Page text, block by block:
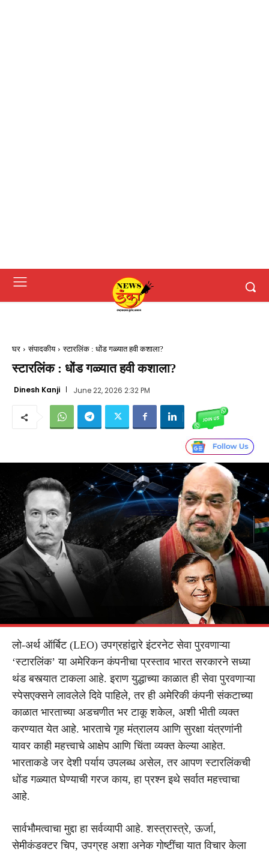
घर संपादकीय स्टारलिंक : धोंड गळ्यात हवी कशाला?
स्टारलिंक : धोंड गळ्यात हवी कशाला?
Dinesh Kanji June 22, 2026 2:32 PM
लो-अर्थ ऑर्बिट (LEO) उपग्रहांद्वारे इंटरनेट सेवा पुरवणाऱ्या
‘स्टारलिंक’ या अमेरिकन कंपनीचा प्रस्ताव भारत सरकारने सध्या
थंड बस्त्यात टाकला आहे. इराण युद्धाच्या काळात ही सेवा पुरवणाऱ्या
स्पेसएक्सने लावलेले दिवे पाहिले, तर ही अमेरिकी कंपनी संकटाच्या
काळात भारताच्या अडचणीत भर टाकू शकेल, अशी भीती व्यक्त
करण्यात येत आहे. भारताचे गृह मंत्रालय आणि सुरक्षा यंत्रणांनी
यावर काही महत्त्वाचे आक्षेप आणि चिंता व्यक्त केल्या आहेत.
भारताकडे जर देशी पर्याय उपलब्ध असेल, तर आपण स्टारलिंकची
धोंड गळ्यात घेण्याची गरज काय, हा प्रश्न इथे सर्वात महत्त्वाचा
आहे.
सार्वभौमत्वाचा मुद्दा हा सर्वव्यापी आहे. शस्त्रास्त्रे, ऊर्जा,
सेमीकंडक्टर चिप, उपग्रह अशा अनेक गोष्टींचा यात विचार केला